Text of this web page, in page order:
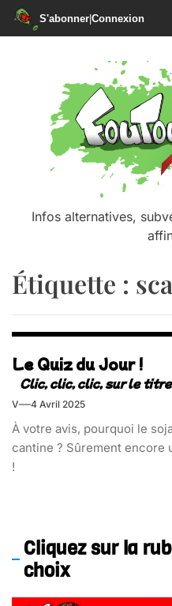
S'abonner|Connexion
Infos alternatives,
Étiquette :
Le Quiz du Jour !
V 4 Avril 2025
À votre avis, pourquoi le
cantine ? Sûrement encore
!
Cliquez sur la
choix